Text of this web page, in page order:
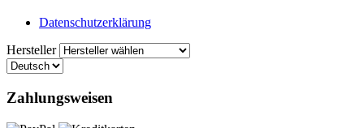
Datenschutzerklärung
Hersteller
Zahlungsweisen